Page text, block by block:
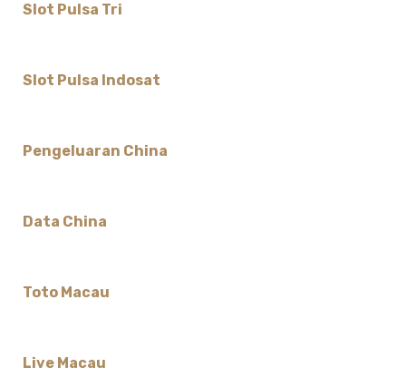
Slot Pulsa Tri
Slot Pulsa Indosat
Pengeluaran China
Data China
Toto Macau
Live Macau